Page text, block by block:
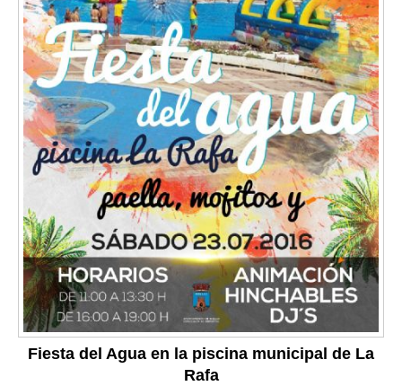
Fiesta del Agua en la piscina municipal de La
Rafa